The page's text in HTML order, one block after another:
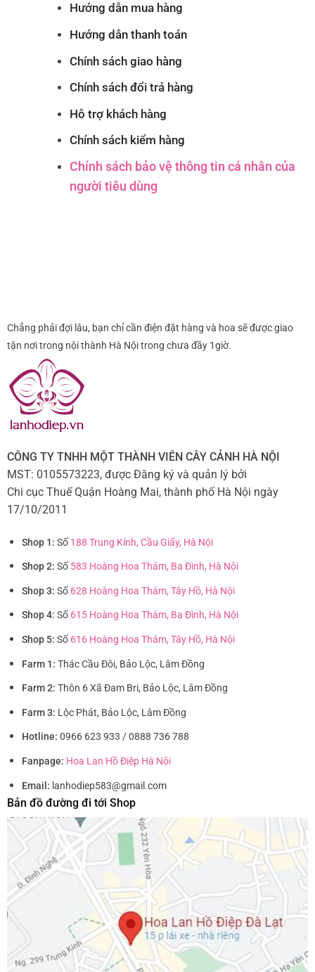
Hướng dẫn mua hàng
Hướng dẫn thanh toán
Chính sách giao hàng
Chính sách đổi trả hàng
Hỗ trợ khách hàng
Chính sách kiểm hàng
Chính sách bảo vệ thông tin cá nhân của
người tiêu dùng
Chẳng phải đợi lâu, bạn chỉ cần điện đặt hàng và hoa sẽ được giao
tận nơi trong nội thành Hà Nội trong chưa đầy 1giờ.
CÔNG TY TNHH MỘT THÀNH VIÊN CÂY CẢNH HÀ NỘI
MST: 0105573223, được Đăng ký và quản lý bởi
Chi cục Thuế Quận Hoàng Mai, thành phố Hà Nội ngày
17/10/2011
Shop 1: Số 188 Trung Kính, Cầu Giấy, Hà Nội
Shop 2: Số 583 Hoàng Hoa Thám, Ba Đình, Hà Nội
Shop 3: Số 628 Hoàng Hoa Thám, Tây Hồ, Hà Nội
Shop 4: Số 615 Hoàng Hoa Thám, Ba Đình, Hà Nội
Shop 5: Số 616 Hoàng Hoa Thám, Tây Hồ, Hà Nội
Farm 1: Thác Cầu Đôi, Bảo Lộc, Lâm Đồng
Farm 2: Thôn 6 Xã Đam Bri, Bảo Lộc, Lâm Đồng
Farm 3: Lộc Phát, Bảo Lộc, Lâm Đồng
Hotline: 0966 623 933 / 0888 736 788
Fanpage: Hoa Lan Hồ Điệp Hà Nội
Email: lanhodiep583@gmail.com
Bản đồ đường đi tới Shop